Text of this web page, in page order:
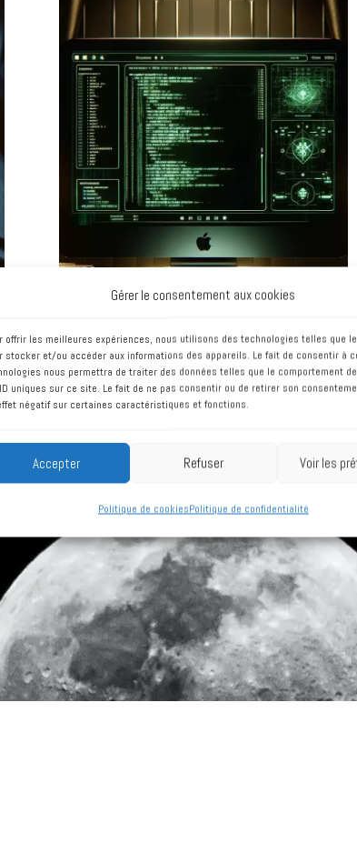
Gérer le consentement aux cookies
offrir les meilleures expériences, nous utilisons des technologies telles que
stocker et/ou accéder aux informations des appareils. Le fait de consentir à
nous permettra de traiter des données telles que le comportement
uniques sur ce site. Le fait de ne pas consentir ou de retirer son
négatif sur certaines caractéristiques et fonctions.
Accepter Refuser Voir les
Politique de cookiesPolitique de confidentialité
Sécuriser votre site
ou vos applications
web
Votre image de marque pourrait
souffrir d'une attaque et d'une
dégradation de vos services en
ligne. Faites appel à des
spécialistes de la cybersécurité